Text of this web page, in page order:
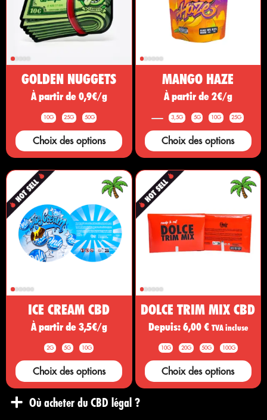
GOLDEN NUGGETS
À partir de 0,9€/g
10G 25G 50G
Choix des options
MANGO HAZE
À partir de 2€/g
3,5G 5G 10G 25G
Choix des options
ICE CREAM CBD
À partir de 3,5€/g
2G 5G 10G
Choix des options
DOLCE TRIM MIX CBD
Depuis:6,00€ TVA incluse
10G 20G 50G 100G
Choix des options
Où acheter du CBD légal ?